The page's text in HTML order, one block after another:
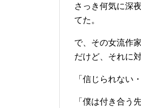
さっき何気に深
てた。
で、その女流作
だけど、それに
「信じられない
「僕は付き合う